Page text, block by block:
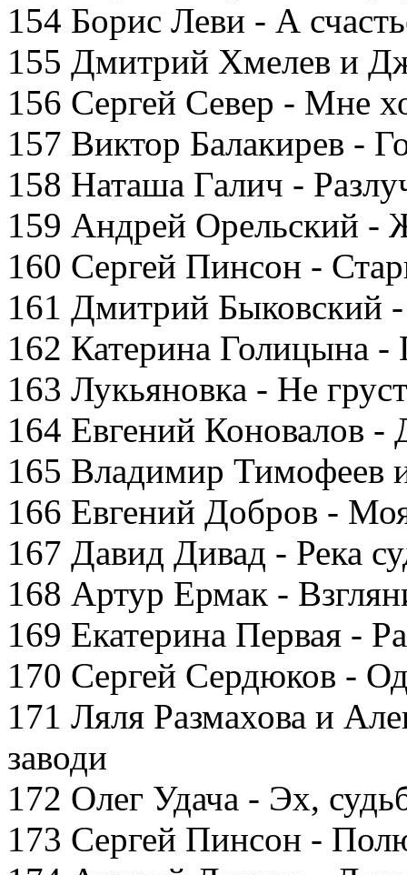
154 Борис Леви - А
155 Дмитрий Хмелев и
156 Сергей Север - Мне
157 Виктор Балакирев -
158 Наташа Галич -
159 Андрей Орельский -
160 Сергей Пинсон -
161 Дмитрий Быковский
162 Катерина Голицына -
163 Лукьяновка - Не
164 Евгений Коновалов -
165 Владимир Тимофеев
166 Евгений Добров -
167 Давид Дивад - Река
168 Артур Ермак -
169 Екатерина Первая -
170 Сергей Сердюков -
171 Ляля Размахова и
заводи
172 Олег Удача - Эх,
173 Сергей Пинсон -